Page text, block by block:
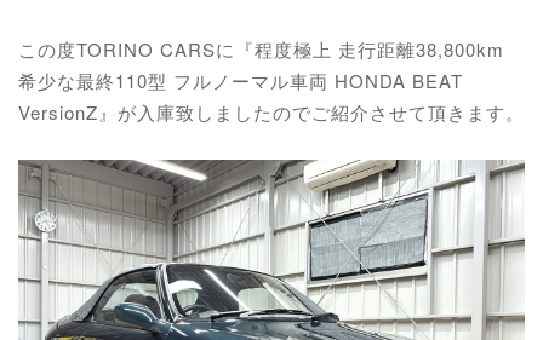
この度TORINO CARSに『程度極上 走行距離38,800km
希少な最終110型 フルノーマル車両 HONDA BEAT
VersionZ』が入庫致しましたのでご紹介させて頂きます。